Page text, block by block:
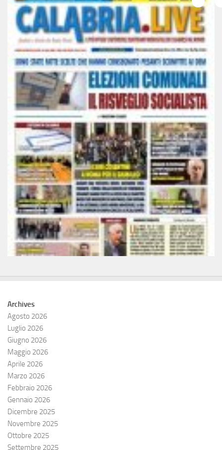
Archives
Agosto 2026
Luglio 2026
Giugno 2026
Maggio 2026
Aprile 2026
Marzo 2026
Febbraio 2026
Gennaio 2026
Dicembre 2025
Novembre 2025
Ottobre 2025
Settembre 2025